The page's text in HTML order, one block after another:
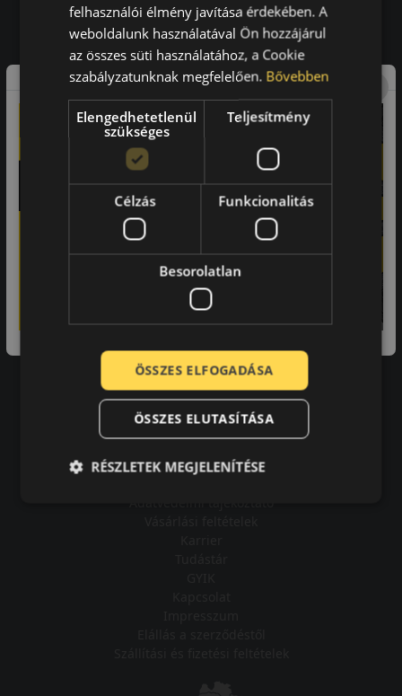
Vásárlói vélemények
97.76%
a vásárlók közül ajánlaná ismerősének ezt a boltot.
21659
vélemény alapján
-
A bolt vásárlója
Minden tökéletesen működik.
Impresszum
felhasználói élmény javítása érdekében. A
weboldalunk használatával Ön hozzájárul
az összes süti használatához, a Cookie
szabályzatunknak megfelelően. Bővebben
Elengedhetetlenül
szükséges
Teljesítmény
Célzás Funkcionalitás
Besorolatlan
ÖSSZES ELFOGADÁSA
ÖSSZES ELUTASÍTÁSA
RÉSZLETEK MEGJELENÍTÉSE